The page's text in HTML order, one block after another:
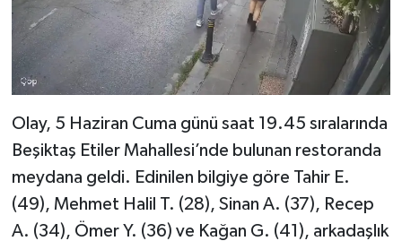
Olay, 5 Haziran Cuma günü saat 19.45 sıralarında
Beşiktaş Etiler Mahallesi’nde bulunan restoranda
meydana geldi. Edinilen bilgiye göre Tahir E.
(49), Mehmet Halil T. (28), Sinan A. (37), Recep
A. (34), Ömer Y. (36) ve Kağan G. (41), arkadaşlık